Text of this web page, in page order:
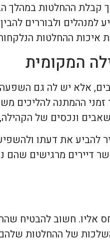
ההחלטות במהלך
ולבוררים
איכות ההחלטות
המקומית
אלא יש לה גם
ההמתנה להליכים
ונכסים של
להביע את דעתו
דיירים מרגישים
אליו. חשוב להבטיח
של ההחלטות